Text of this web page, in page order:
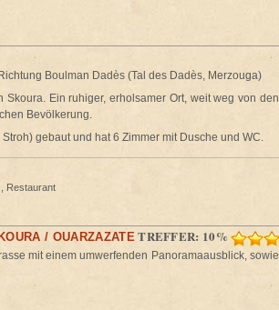
Boulman Dadès (Tal des Dadès, Merzouga)
Ein ruhiger, erholsamer Ort, weit weg von den
Bevölkerung.
gebaut und hat 6 Zimmer mit Dusche und WC.
Restaurant
/ OUARZAZATETREFFER: 10%
mit einem umwerfenden Panoramaausblick, sowie